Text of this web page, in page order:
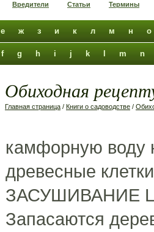
Вредители Статьи Термины
е ж з и к л м н о
f g h i j k m n
Обиходная
Главная страница / Книги о садоводстве /
камфорную воду
древесные
ЗАСУШИВАНИЕ
Запасаются